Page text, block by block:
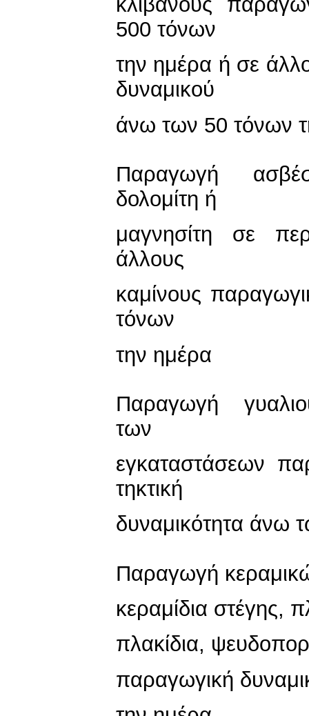
500 τόνων
την ημέρα ή σε
δυναμικού
άνω των 50 τόνων
Παραγωγή
δολομίτη ή
μαγνησίτη σε
άλλους
καμίνους
τόνων
την ημέρα
Παραγωγή
των
εγκαταστάσεων
τηκτική
δυναμικότητα άνω
Παραγωγή
κεραμίδια στέγης,
πλακίδια,
παραγωγική